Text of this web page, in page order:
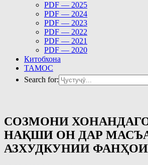
PDF — 2025
PDF — 2024
PDF — 2023
PDF — 2022
PDF — 2021
PDF — 2020
Китобхона
ТАМОС
Search for:
СОЗМОНИ
НАҚШИ ОН ДАР
АЗХУДКУНИИ